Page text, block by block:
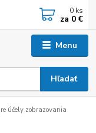
Menu
Hľadať
0 ks
za 0 €
účely zobrazovania